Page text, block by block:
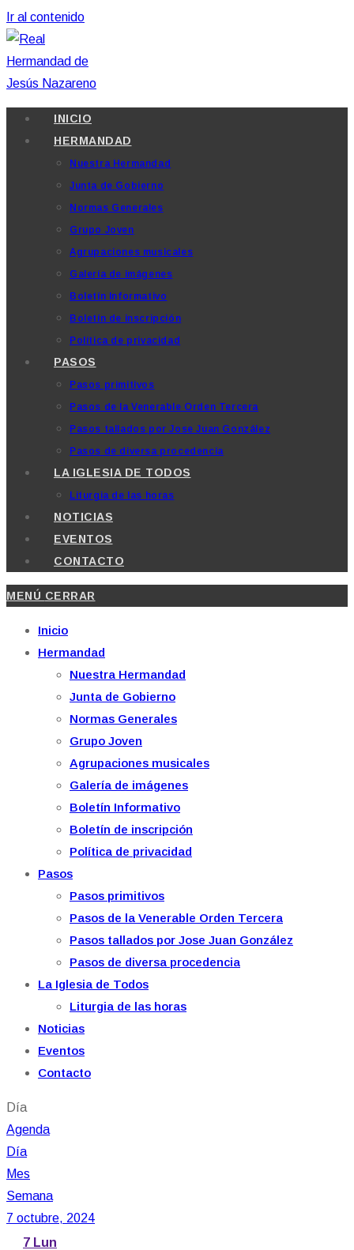
Ir al contenido
INICIO
HERMANDAD
Nuestra Hermandad
Junta de Gobierno
Normas Generales
Grupo Joven
Agrupaciones musicales
Galería de imágenes
Boletín Informativo
Boletín de inscripción
Política de privacidad
PASOS
Pasos primitivos
Pasos de la Venerable Orden Tercera
Pasos tallados por Jose Juan González
Pasos de diversa procedencia
LA IGLESIA DE TODOS
Liturgia de las horas
NOTICIAS
EVENTOS
CONTACTO
MENÚ CERRAR
Inicio
Hermandad
Nuestra Hermandad
Junta de Gobierno
Normas Generales
Grupo Joven
Agrupaciones musicales
Galería de imágenes
Boletín Informativo
Boletín de inscripción
Política de privacidad
Pasos
Pasos primitivos
Pasos de la Venerable Orden Tercera
Pasos tallados por Jose Juan González
Pasos de diversa procedencia
La Iglesia de Todos
Liturgia de las horas
Noticias
Eventos
Contacto
Día
Agenda
Día
Mes
Semana
7 octubre, 2024
7 Lun